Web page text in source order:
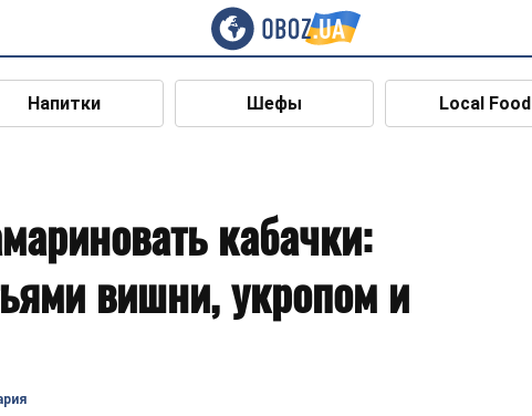
Напитки Шефы Local Food
кабачки:
вишни, укропом и